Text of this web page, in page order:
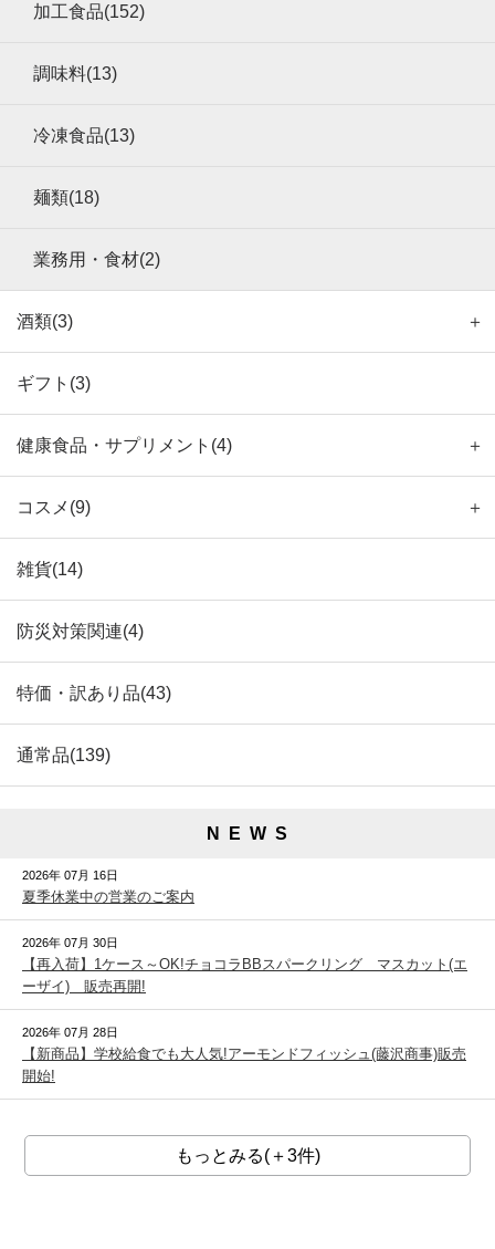
加工食品(152)
調味料(13)
冷凍食品(13)
麺類(18)
業務用・食材(2)
酒類(3) ＋
ギフト(3)
健康食品・サプリメント(4) ＋
コスメ(9) ＋
雑貨(14)
防災対策関連(4)
特価・訳あり品(43)
通常品(139)
N E W S
2026年 07月 16日
夏季休業中の営業のご案内
2026年 07月 30日
【再入荷】1ケース～OK!チョコラBBスパークリング マスカット(エ
ーザイ) 販売再開!
2026年 07月 28日
【新商品】学校給食でも大人気!アーモンドフィッシュ(藤沢商事)販売
開始!
もっとみる(＋3件)